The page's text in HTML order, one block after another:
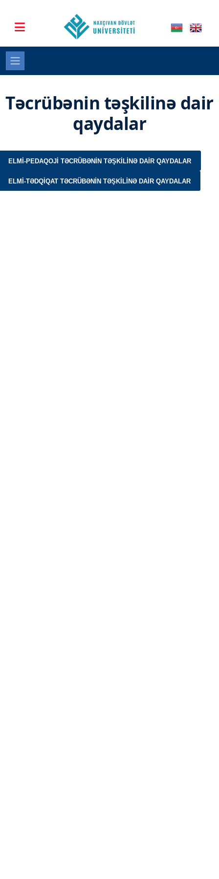
Təcrübənin təşkilinə dair
qaydalar
ELMI-PEDAQOJI TƏCRÜBƏNIN TƏŞKILINƏ DAIR QAYDALAR
ELMI-TƏDQIQAT TƏCRÜBƏNIN TƏŞKILINƏ DAIR QAYDALAR